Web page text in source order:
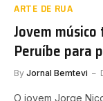
ARTE DE RUA
Jovem
Peruíbe para
By Jornal Bemtevi
O jovem Jorge